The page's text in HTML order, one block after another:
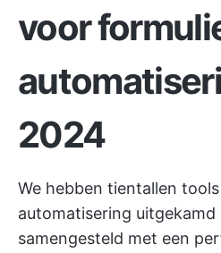
voor
2024
We hebben tientallen
automatisering uitgekamd
samengesteld met een